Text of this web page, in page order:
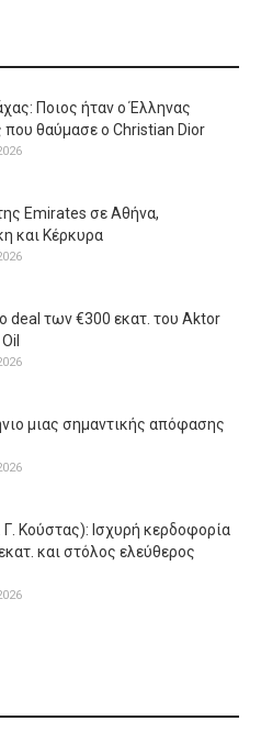
Ποιος ήταν ο Έλληνας
που θαύμασε ο Christian Dior
Emirates σε Αθήνα,
και Κέρκυρα
deal των €300 εκατ. του Aktor
μιας σημαντικής απόφασης
Γ. Κούστας): Ισχυρή κερδοφορία
και στόλος ελεύθερος